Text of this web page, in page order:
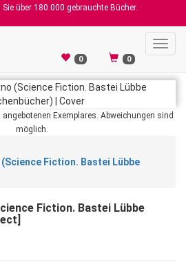
Sie über 180.000 gebrauchte Bücher.
0 0
Exemplares. Abweichungen sind
möglich.
Fiction. Bastei Lübbe
Fiction. Bastei Lübbe